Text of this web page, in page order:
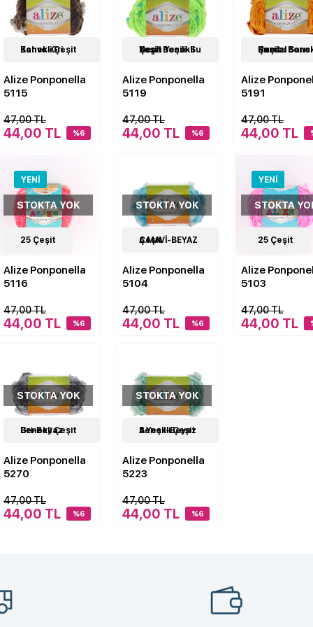
24 Çeşit
Kahve-Gri Benekli Çeşit
Alize Ponponella
5115
47,00 TL
44,00 TL %6
24Çeşit
Neon Yeşili-Su Yeşili Benekli Çeşit
Alize Ponponella
5119
47,00 TL
44,00 TL %6
24Çeşit
Hardal Sarısı-Kırmızı Benekli Çeşit
Alize
5191
47,00 TL
44,00 TL
YENI
25 Çeşit
STOKTA YOK
Alize Ponponella
5116
47,00 TL
44,00 TL %6
24Çeşit
STOKTA YOK
A.MAVİ-BEYAZ Çeşit
Alize Ponponella
5104
47,00 TL
44,00 TL %6
YENI
25 Çeşit
STOKTA
Alize
5103
47,00 TL
44,00 TL
24Çeşit
STOKTA YOK
Gri-Beyaz Benekli Çeşit
Alize Ponponella
5270
47,00 TL
44,00 TL %6
24Çeşit
STOKTA YOK
A.Yeşil-Beyaz Benekli Çeşit
Alize Ponponella
5223
47,00 TL
44,00 TL %6